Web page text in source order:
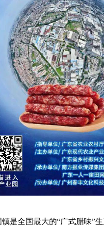
镇是全国最大的“广式腊味”